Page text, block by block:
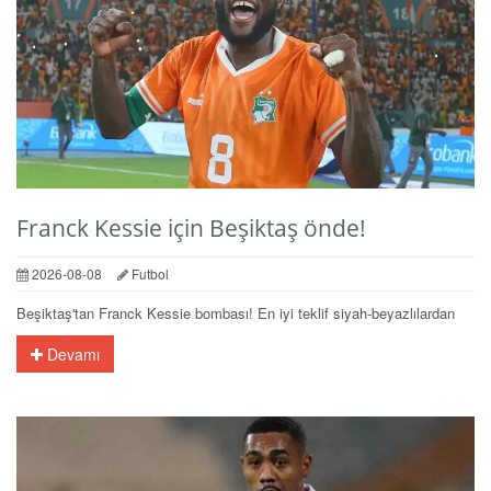
Franck Kessie için Beşiktaş önde!
2026-08-08 Futbol
Beşiktaş'tan Franck Kessie bombası! En iyi teklif siyah-beyazlılardan
Devamı